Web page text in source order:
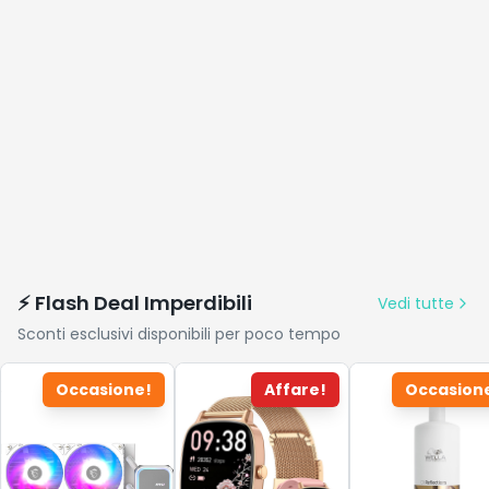
⚡ Flash Deal Imperdibili
Vedi tutte
Sconti esclusivi disponibili per poco tempo
Occasione! Affare!